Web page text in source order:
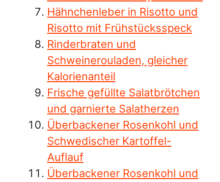
Hähnchenleber in Risotto und
Risotto mit Frühstücksspeck
Rinderbraten und
Schweinerouladen, gleicher
Kalorienanteil
Frische gefüllte Salatbrötchen
und garnierte Salatherzen
Überbackener Rosenkohl und
Schwedischer Kartoffel-
Auflauf
Überbackener Rosenkohl und